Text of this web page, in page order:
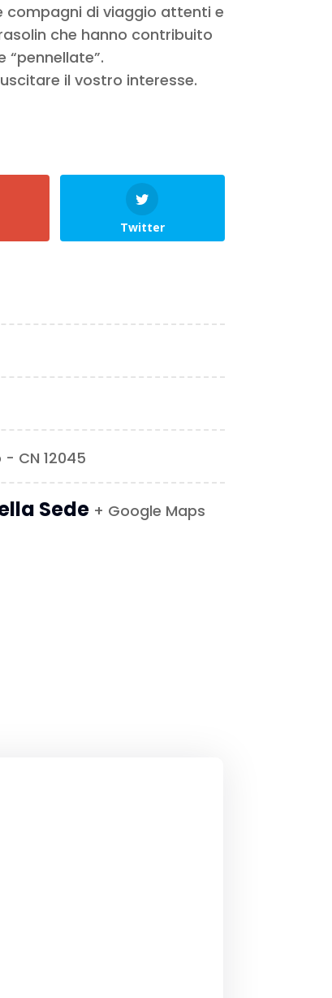
compagni di viaggio attenti e
che hanno contribuito
“pennellate”.
il vostro interesse.
Twitter
CN 12045
Sede + Google Maps